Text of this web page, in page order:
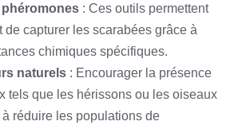
phéromones : Ces outils permettent
de capturer les scarabées grâce à
chimiques spécifiques.
naturels : Encourager la présence
tels que les hérissons ou les oiseaux
réduire les populations de